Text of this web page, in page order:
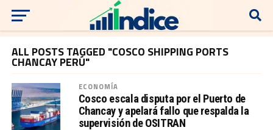
ALL POSTS TAGGED "COSCO SHIPPING PORTS
CHANCAY PERÚ"
ECONOMÍA
Cosco escala disputa por el Puerto de
Chancay y apelará fallo que respalda la
supervisión de OSITRAN